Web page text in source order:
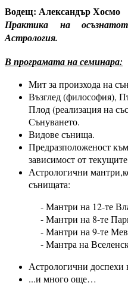
Водещ: Александър Хосмо
Практика на
Астрология.
В програмата на семинара:
Мит за произхода на
Възглед (философия),
Плод (реализация на
Сънуването.
Видове сънища.
Предразположеност
зависимост от
Астрологични
сънищата:
- Мантри на 12-те
- Мантри на 8-те Парка
- Мантри на 9-те Мева (
- Мантра на
Астрологични доспехи
...и много още…